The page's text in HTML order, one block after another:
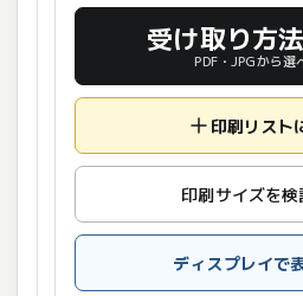
受け取り方
PDF・JPGから選
印刷リスト
印刷サイズを検
ディスプレイで